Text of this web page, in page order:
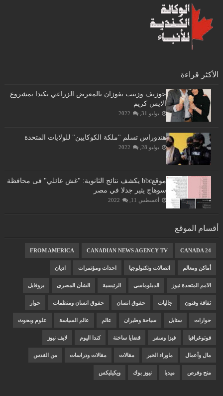
الأكثر قراءة
جوزيف وزينب يفوزان بالمعرض الزراعي بكندا بمشروع
الايس كريم
يوليو 31, 2022
هندوراس تسلم "ملكة الكوكايين" للولايات المتحدة
يوليو 28, 2022
موقعbbc يكشف نتائج الثانوية: "غش عائلي" فى محافظة
سوهاج يثير جدلا في مصر
أغسطس 11, 2022
أقسام الموقع
CANADA 24
CANADIAN NEWS AGENCY TV
FROM AMERICA
أماكن ومعالم اتصالات وتكنولوجيا احداث ومؤتمرات اديان
الامم المتحدة نيوز الدبلوماسى الرئيسية الشأن المصرى بروفايل
ثقافة وفنون جاليات حقوق انسان حقوق انسان ومنظمات حوار
حوارات ستايل سياحة وطيران عالم عالم السياسة علوم وبحوث
فوتوغرافيا فيزا وسفر قضايا ساخنة كندا اليوم لايف نيوز
مال وأعمال ماوراء الخبر مقالات مقالات ودراسات من القدس
منح وفرص ميديا نيوز بوك ويكيليكس